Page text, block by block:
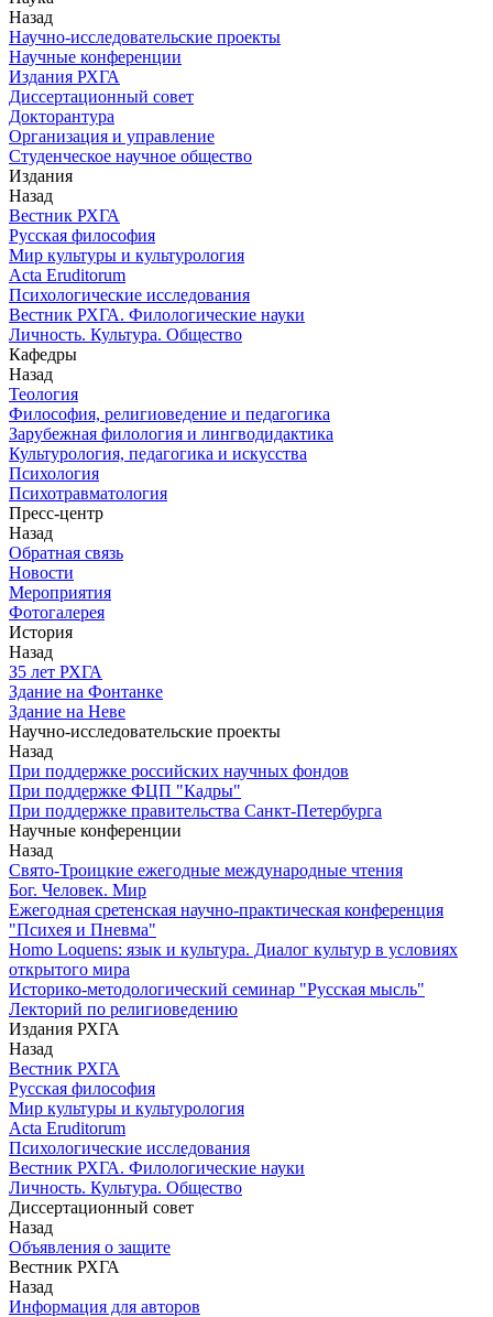
Назад
Научно-исследовательские проекты
Научные конференции
Издания РХГА
Диссертационный совет
Докторантура
Организация и управление
Студенческое научное общество
Издания
Назад
Вестник РХГА
Русская философия
Мир культуры и культурология
Acta Eruditorum
Психологические исследования
Вестник РХГА. Филологические науки
Личность. Культура. Общество
Кафедры
Назад
Теология
Философия, религиоведение и педагогика
Зарубежная филология и лингводидактика
Культурология, педагогика и искусства
Психология
Психотравматология
Пресс-центр
Назад
Обратная связь
Новости
Мероприятия
Фотогалерея
История
Назад
З5 лет РХГА
Здание на Фонтанке
Здание на Неве
Научно-исследовательские проекты
Назад
При поддержке российских научных фондов
При поддержке ФЦП "Кадры"
При поддержке правительства Санкт-Петербурга
Научные конференции
Назад
Свято-Троицкие ежегодные международные чтения
Бог. Человек. Мир
Ежегодная сретенская научно-практическая конференция
"Психея и Пневма"
Homo Loquens: язык и культура. Диалог культур в условиях
открытого мира
Историко-методологический семинар "Русская мысль"
Лекторий по религиоведению
Издания РХГА
Назад
Вестник РХГА
Русская философия
Мир культуры и культурология
Acta Eruditorum
Психологические исследования
Вестник РХГА. Филологические науки
Личность. Культура. Общество
Диссертационный совет
Назад
Объявления о защите
Вестник РХГА
Назад
Информация для авторов